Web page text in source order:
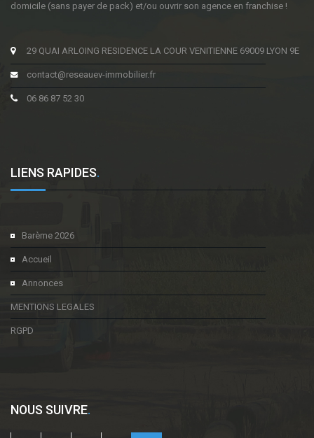
domicile (sans payer de pack) et/ou ouvrir son agence en franchise !
29 QUAI ARLOING RESIDENCE LA COUR VENITIENNE 69009 LYON 9E
contact@reseauev-immobilier.fr
06 86 87 52 30
LIENS RAPIDES.
Barème 2026
Accueil
Annonces
MENTIONS LEGALES
RGPD
NOUS SUIVRE.